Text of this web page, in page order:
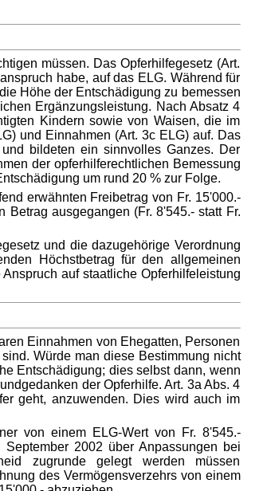
müssen. Das Opferhilfegesetz (Art.
habe, auf das ELG. Während für
Höhe der Entschädigung zu bemessen
Ergänzungsleistung. Nach Absatz 4
Kindern sowie von Waisen, die im
und Einnahmen (Art. 3c ELG) auf. Das
bildeten ein sinnvolles Ganzes. Der
der opferhilferechtlichen Bemessung
um rund 20 % zur Folge.
erwähnten Freibetrag von Fr. 15'000.-
ausgegangen (Fr. 8'545.- statt Fr.
und die dazugehörige Verordnung
Höchstbetrag für den allgemeinen
auf staatliche Opferhilfeleistung
Einnahmen von Ehegatten, Personen
Würde man diese Bestimmung nicht
Entschädigung; dies selbst dann, wenn
der Opferhilfe. Art. 3a Abs. 4
geht, anzuwenden. Dies wird auch im
von einem ELG-Wert von Fr. 8'545.-
2002 über Anpassungen bei
zugrunde gelegt werden müssen
des Vermögensverzehrs von einem